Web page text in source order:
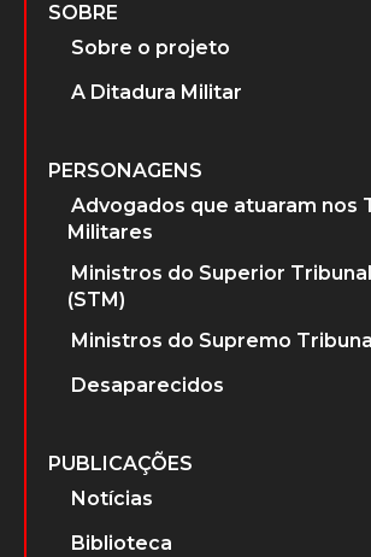
SOBRE
Sobre o projeto
A Ditadura Militar
PERSONAGENS
Advogados que atuaram nos
Militares
Ministros do Superior
(STM)
Ministros do Supremo
Desaparecidos
PUBLICAÇÕES
Notícias
Biblioteca